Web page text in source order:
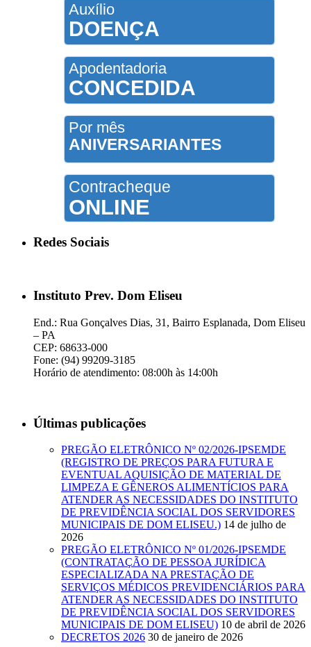
Auxílio
DOENÇA
Apodentadoria
CONCEDIDA
Por mês
ANIVERSARIANTES
Contracheque
ONLINE
Redes Sociais
Instituto Prev. Dom Eliseu
End.: Rua Gonçalves Dias, 31, Bairro Esplanada, Dom Eliseu
– PA
CEP: 68633-000
Fone: (94) 99209-3185
Horário de atendimento: 08:00h às 14:00h
Últimas publicações
PREGÃO ELETRÔNICO Nº 02/2026-IPSEMDE
(REGISTRO DE PREÇOS PARA FUTURA E
EVENTUAL AQUISIÇÃO DE MATERIAL DE
LIMPEZA E GÊNEROS ALIMENTÍCIOS PARA
ATENDER AS NECESSIDADES DO INSTITUTO
DE PREVIDÊNCIA SOCIAL DOS SERVIDORES
MUNICIPAIS DE DOM ELISEU.) 14 de julho de
2026
PREGÃO ELETRÔNICO Nº 01/2026-IPSEMDE
(CONTRATAÇÃO DE PESSOA JURÍDICA
ESPECIALIZADA NA PRESTAÇÃO DE
SERVIÇOS MÉDICOS PREVIDENCIÁRIOS PARA
ATENDER AS NECESSIDADES DO INSTITUTO
DE PREVIDÊNCIA SOCIAL DOS SERVIDORES
MUNICIPAIS DE DOM ELISEU) 10 de abril de 2026
DECRETOS 2026 30 de janeiro de 2026